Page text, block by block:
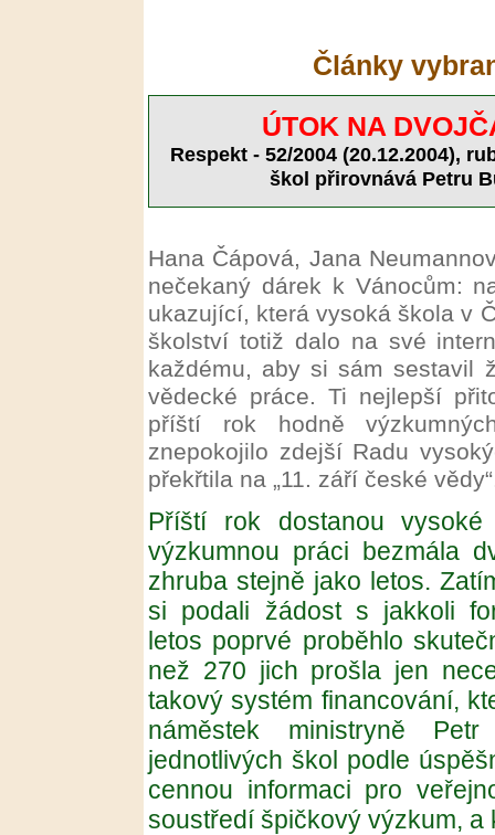
Články
ÚTOK NA
Respekt - 52/2004 (20.12.2004),
škol přirovnává Petru
Hana Čápová, Jana
nečekaný dárek k Vánocům:
ukazující, která vysoká škola v
školství totiž dalo na své
každému, aby si sám sestavil
vědecké práce. Ti nejlepší
příští rok hodně
znepokojilo zdejší Radu
překřtila na „11. září české
Příští rok dostanou
výzkumnou práci bezmála
zhruba stejně jako letos.
si podali žádost s jakkoli
letos poprvé proběhlo
než 270 jich prošla jen
takový systém financování,
náměstek ministryně
jednotlivých škol podle
cennou informaci pro
soustředí špičkový výzkum, a